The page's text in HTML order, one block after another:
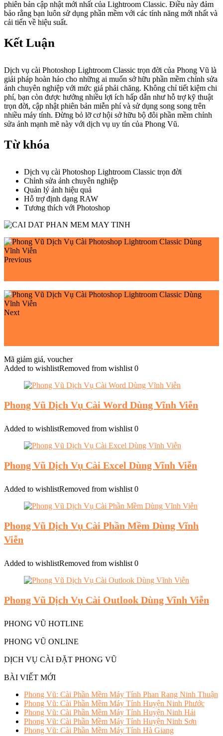
phiên bản cập nhật mới nhất của Lightroom Classic. Điều này đảm
bảo rằng bạn luôn sử dụng phần mềm với các tính năng mới nhất và
cải tiến về hiệu suất.
Kết Luận
Dịch vụ cài Photoshop Lightroom Classic trọn đời của Phong Vũ là
giải pháp hoàn hảo cho những ai muốn sở hữu phần mềm chỉnh sửa
ảnh chuyên nghiệp với mức giá phải chăng. Không chỉ tiết kiệm chi
phí, bạn còn được hưởng nhiều lợi ích hấp dẫn như hỗ trợ kỹ thuật
trọn đời, cập nhật phiên bản miễn phí và sử dụng song song trên
nhiều máy tính. Đừng bỏ lỡ cơ hội sở hữu bộ đôi phần mềm chỉnh
sửa ảnh mạnh mẽ này với dịch vụ uy tín của Phong Vũ.
Từ khóa
Dịch vụ cài Photoshop Lightroom Classic trọn đời
Chỉnh sửa ảnh chuyên nghiệp
Quản lý ảnh hiệu quả
Hỗ trợ định dạng RAW
Tương thích với Photoshop
Previous
Next
Mã giảm giá, voucher
Added to wishlistRemoved from wishlist 0
Phong Vũ Dịch Vụ Cài Word Dùng Vĩnh Viễn
Added to wishlistRemoved from wishlist 0
Phong Vũ Dịch Vụ Cài Excel Dùng Vĩnh Viễn
Added to wishlistRemoved from wishlist 0
Phong Vũ Dịch Vụ Cài Phần Mềm Dùng Vĩnh
Viễn
Added to wishlistRemoved from wishlist 0
Phong Vũ Dịch Vụ Cài Outlook Dùng Vĩnh Viễn
PHONG VŨ HOTLINE
PHONG VŨ ONLINE
DỊCH VỤ CÀI ĐẶT PHONG VŨ
BÀI VIẾT MỚI
Phong Vũ: Cài Phần Mềm Máy Tính Phan Rang Ninh Thuận
Phong Vũ: Cài Phần Mềm Máy Tính Huyện Ninh Phước
Phong Vũ: Cài Phần Mềm Máy Tính Huyện Ninh Hải
Phong Vũ: Cài Phần Mềm Máy Tính Huyện Ninh Sơn
Phong Vũ: Cài Phần Mềm Máy Tính Hà Giang